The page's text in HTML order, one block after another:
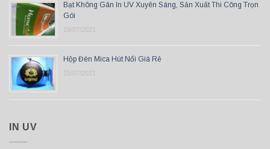
Bạt Không Gân In UV Xuyên Sáng, Sản Xuất Thi Công Trọn
Gói
19/07/2021
Hộp Đèn Mica Hút Nổi Giá Rẻ
15/07/2021
IN UV